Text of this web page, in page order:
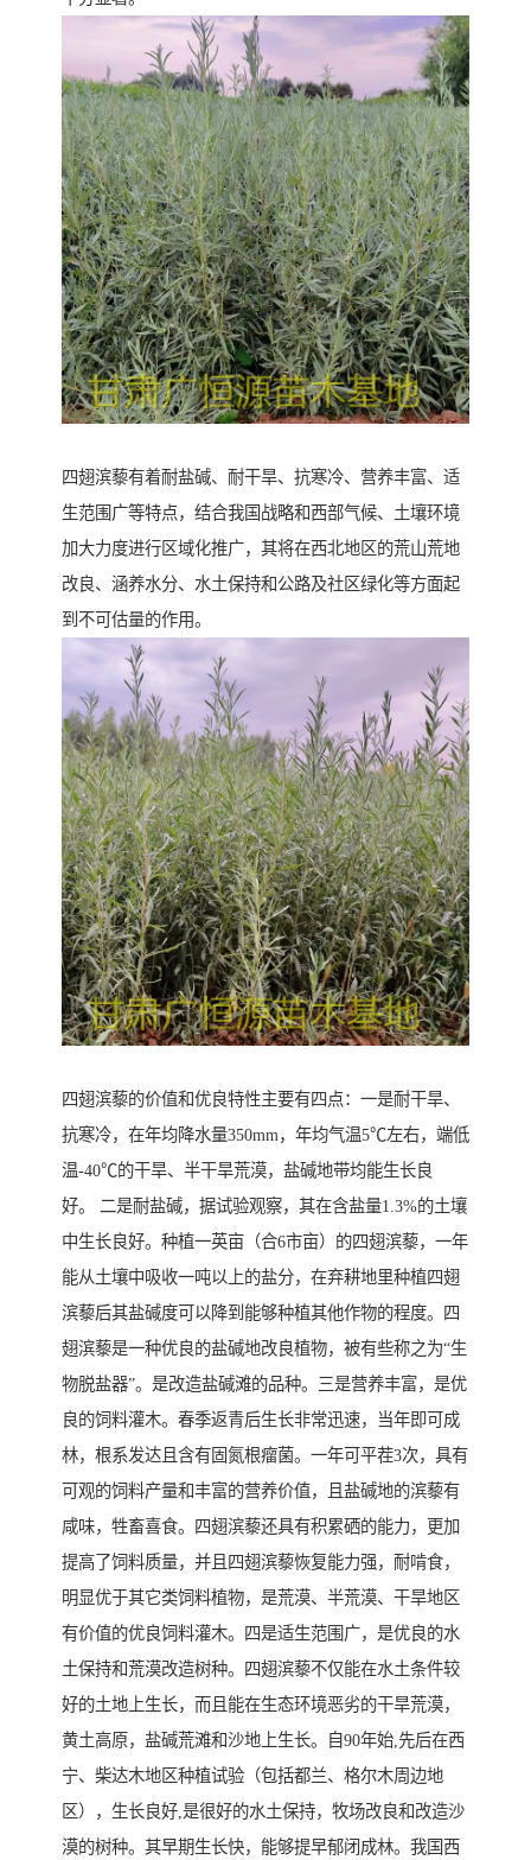
四翅滨藜有着耐盐碱、耐干旱、抗寒冷、营养丰富、适
生范围广等特点，结合我国战略和西部气候、土壤环境
加大力度进行区域化推广，其将在西北地区的荒山荒地
改良、涵养水分、水土保持和公路及社区绿化等方面起
到不可估量的作用。
四翅滨藜的价值和优良特性主要有四点：一是耐干旱、
抗寒冷，在年均降水量350mm，年均气温5℃左右，端低
温-40℃的干旱、半干旱荒漠，盐碱地带均能生长良
好。 二是耐盐碱，据试验观察，其在含盐量1.3%的土壤
中生长良好。种植一英亩（合6市亩）的四翅滨藜，一年
能从土壤中吸收一吨以上的盐分，在弃耕地里种植四翅
滨藜后其盐碱度可以降到能够种植其他作物的程度。四
翅滨藜是一种优良的盐碱地改良植物，被有些称之为“生
物脱盐器”。是改造盐碱滩的品种。三是营养丰富，是优
良的饲料灌木。春季返青后生长非常迅速，当年即可成
林，根系发达且含有固氮根瘤菌。一年可平茬3次，具有
可观的饲料产量和丰富的营养价值，且盐碱地的滨藜有
咸味，牲畜喜食。四翅滨藜还具有积累硒的能力，更加
提高了饲料质量，并且四翅滨藜恢复能力强，耐啃食，
明显优于其它类饲料植物，是荒漠、半荒漠、干旱地区
有价值的优良饲料灌木。四是适生范围广，是优良的水
土保持和荒漠改造树种。四翅滨藜不仅能在水土条件较
好的土地上生长，而且能在生态环境恶劣的干旱荒漠，
黄土高原，盐碱荒滩和沙地上生长。自90年始,先后在西
宁、柴达木地区种植试验（包括都兰、格尔木周边地
区），生长良好,是很好的水土保持，牧场改良和改造沙
漠的树种。其早期生长快，能够提早郁闭成林。我国西